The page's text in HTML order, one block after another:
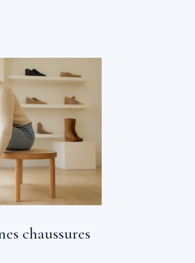
chaussures